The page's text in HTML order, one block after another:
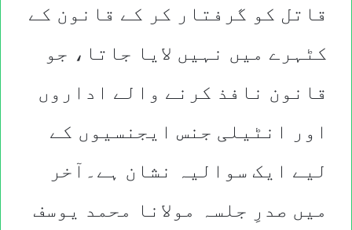
قاتل کو گرفتار کر کے قانون کے
کٹہرے میں نہیں لایا جاتا، جو
قانون نافذ کرنے والے اداروں
اور انٹیلی جنس ایجنسیوں کے
لیے ایک سوالیہ نشان ہے۔آخر
میں صدرِ جلسہ مولانا محمد یوسف